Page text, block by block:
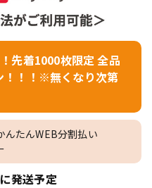
先着1000枚限定 全品
！！！※無くなり次第
んたんWEB分割払い
発送予定